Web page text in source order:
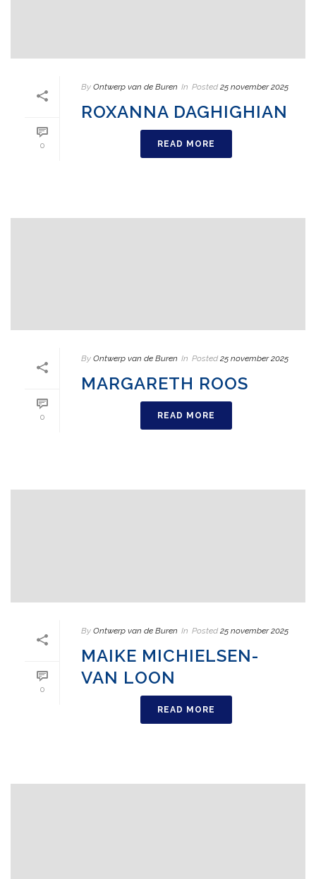
0
By Ontwerp van de Buren In Posted 25 november 2025
ROXANNA DAGHIGHIAN
READ MORE
0
By Ontwerp van de Buren In Posted 25 november 2025
MARGARETH ROOS
READ MORE
0
By Ontwerp van de Buren In Posted 25 november 2025
MAIKE MICHIELSEN-
VAN LOON
READ MORE